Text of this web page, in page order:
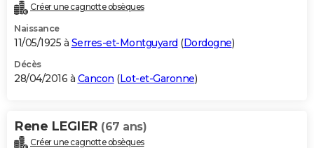
Créer une cagnotte obsèques
Naissance
11/05/1925 à Serres-et-Montguyard (Dordogne)
Décès
28/04/2016 à Cancon (Lot-et-Garonne)
Rene LEGIER (67 ans)
Créer une cagnotte obsèques